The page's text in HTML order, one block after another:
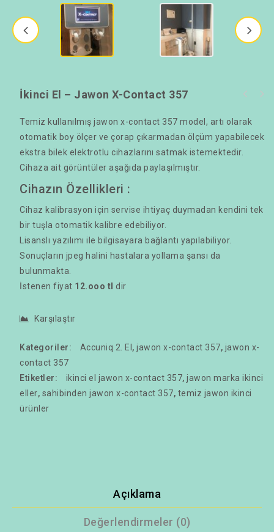
İkinci El – Jawon X-Contact 357
Temiz kullanılmış jawon x-contact 357 model, artı olarak
otomatik boy ölçer ve çorap çıkarmadan ölçüm yapabilecek
ekstra bilek elektrotlu cihazlarını satmak istemektedir.
Cihaza ait görüntüler aşağıda paylaşılmıştır.
Cihazın Özellikleri :
Cihaz kalibrasyon için servise ihtiyaç duymadan kendini tek
bir tuşla otomatik kalibre edebiliyor.
Lisanslı yazılımı ile bilgisayara bağlantı yapılabiliyor.
Sonuçların jpeg halini hastalara yollama şansı da
bulunmakta.
İstenen fiyat 12.ooo tl dir
Karşılaştır
Kategoriler: Accuniq 2. El ,jawon x-contact 357, jawon x-
contact 357
Etiketler:
ikinci el jawon x-contact 357,jawon marka ikinci
eller, sahibinden jawon x-contact 357, temiz jawon ikinci
ürünler
Açıklama
Değerlendirmeler (0)